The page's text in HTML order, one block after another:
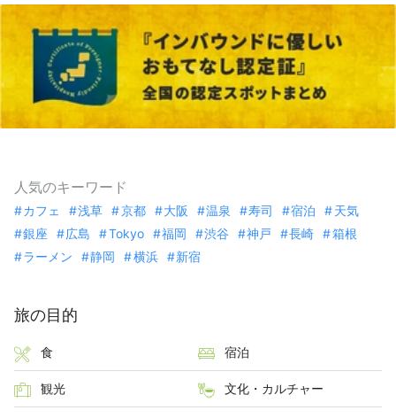
人気のキーワード
カフェ 浅草 京都 大阪 温泉 寿司 宿泊
天気
銀座
広島 Tokyo 福岡 渋谷 神戸 長崎
箱根
ラーメン
静岡 横浜 新宿
旅の目的
食 宿泊
観光 文化・カルチャー